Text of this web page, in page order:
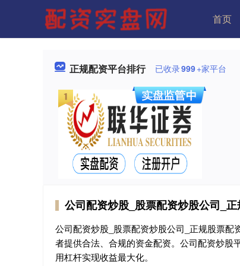
首页
正规配资平台排行 已收录999+家平台
公司配资炒股_股票配资炒股公司_
公司配资炒股_股票配资炒股公司_正规股票
者提供合法、合规的资金配资。公司配资炒股
用杠杆实现收益最大化。